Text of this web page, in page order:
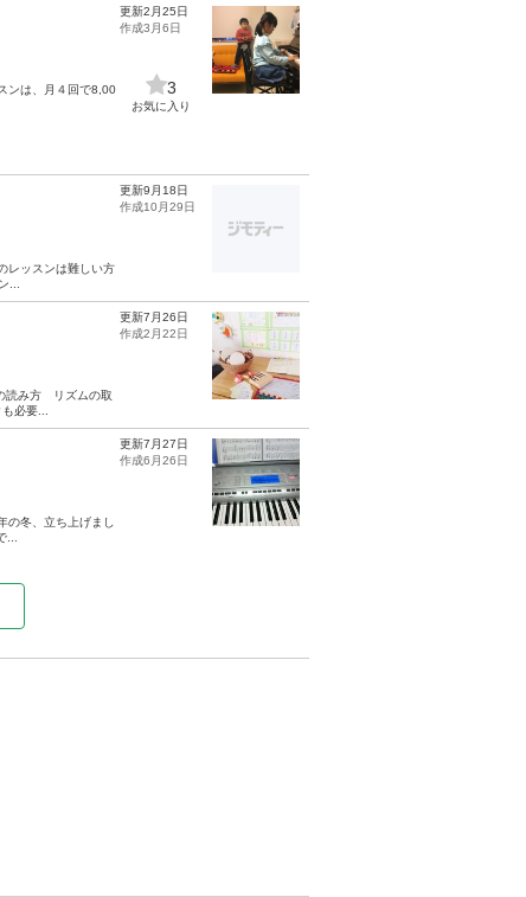
ンは、月４回で8,00
更新2月25日
作成3月6日
3
お気に入り
レッスンは難しい方
...
更新9月18日
作成10月29日
読み方 リズムの取
必要...
更新7月26日
作成2月22日
冬、立ち上げまし
更新7月27日
作成6月26日